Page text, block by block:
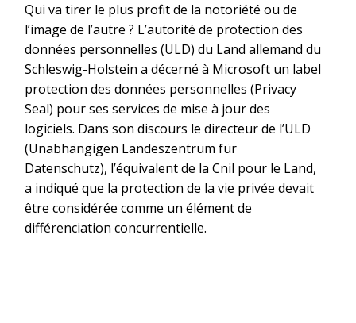
Qui va tirer le plus profit de la notoriété ou de
l’image de l’autre ? L’autorité de protection des
données personnelles (ULD) du Land allemand du
Schleswig-Holstein a décerné à Microsoft un label
protection des données personnelles (Privacy
Seal) pour ses services de mise à jour des
logiciels. Dans son discours le directeur de l’ULD
(Unabhängigen Landeszentrum für
Datenschutz), l’équivalent de la Cnil pour le Land,
a indiqué que la protection de la vie privée devait
être considérée comme un élément de
différenciation concurrentielle.